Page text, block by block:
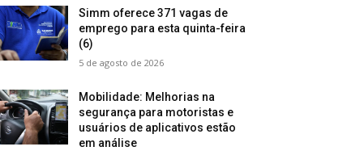
Simm oferece 371 vagas de
emprego para esta quinta-feira
(6)
5 de agosto de 2026
Mobilidade: Melhorias na
segurança para motoristas e
usuários de aplicativos estão
em análise